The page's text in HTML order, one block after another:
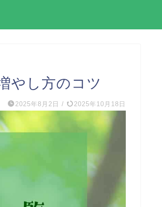
やし方のコツ
2025年8月2日 / 2025年10月18日